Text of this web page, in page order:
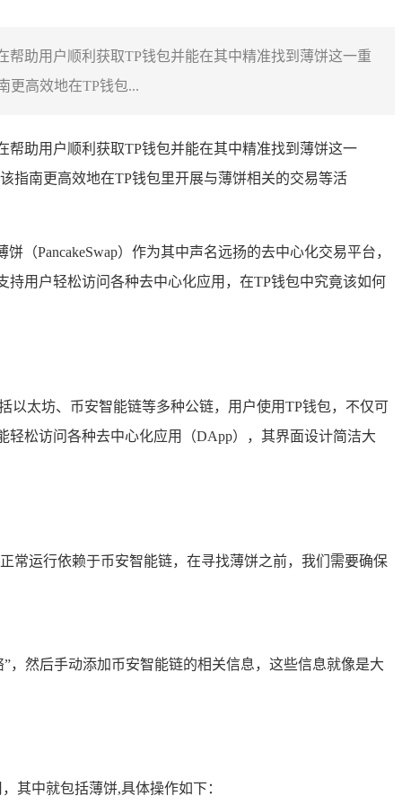
帮助用户顺利获取TP钱包并能在其中精准找到薄饼这一重
更高效地在TP钱包...
帮助用户顺利获取TP钱包并能在其中精准找到薄饼这一
指南更高效地在TP钱包里开展与薄饼相关的交易等活
PancakeSwap）作为其中声名远扬的去中心化交易平台，
用户轻松访问各种去中心化应用，在TP钱包中究竟该如何
以太坊、币安智能链等多种公链，用户使用TP钱包，不仅可
松访问各种去中心化应用（DApp），其界面设计简洁大
常运行依赖于币安智能链，在寻找薄饼之前，我们需要确保
，然后手动添加币安智能链的相关信息，这些信息就像是大
其中就包括薄饼,具体操作如下：